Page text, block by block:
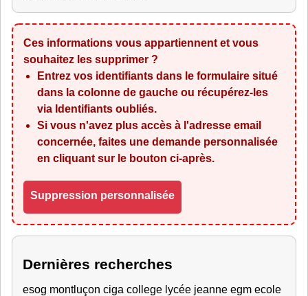
Ces informations vous appartiennent et vous
souhaitez les supprimer ?
Entrez vos identifiants dans le formulaire situé
dans la colonne de gauche ou récupérez-les
via Identifiants oubliés.
Si vous n'avez plus accès à l'adresse email
concernée, faites une demande personnalisée
en cliquant sur le bouton ci-après.
Suppression personnalisée
Dernières recherches
esog montluçon ciga college lycée jeanne egm ecole